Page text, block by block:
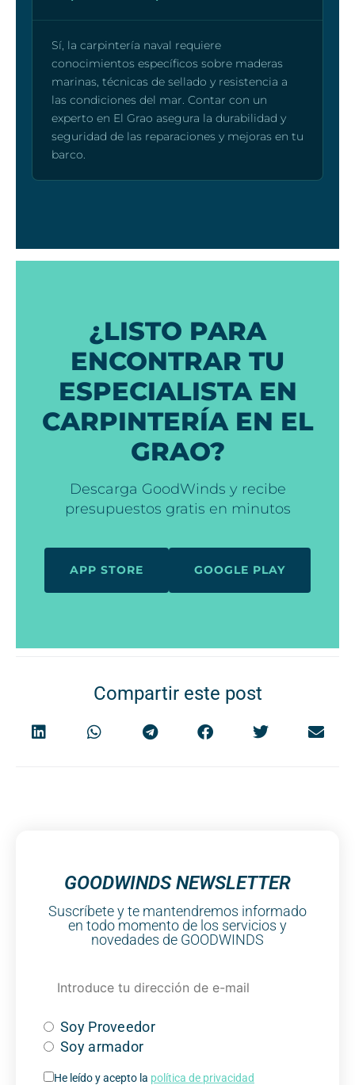
Sí, la carpintería naval requiere
conocimientos específicos sobre maderas
marinas, técnicas de sellado y resistencia a
las condiciones del mar. Contar con un
experto en El Grao asegura la durabilidad y
seguridad de las reparaciones y mejoras en tu
barco.
¿LISTO PARA
ENCONTRAR TU
ESPECIALISTA EN
CARPINTERÍA EN EL
GRAO?
Descarga GoodWinds y recibe
presupuestos gratis en minutos
APP STORE GOOGLE PLAY
Compartir este post
GOODWINDS NEWSLETTER
Suscríbete y te mantendremos informado
en todo momento de los servicios y
novedades de GOODWINDS
Soy Proveedor
Soy armador
He leído y acepto la política de privacidad